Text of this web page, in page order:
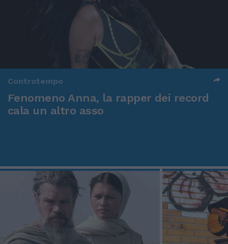
Controtempo
Fenomeno Anna, la rapper dei record
cala un altro asso